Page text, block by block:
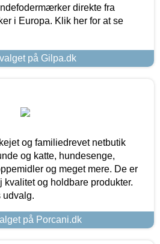
direkte fra
i Europa. Klik her for at se
på Gilpa.dk
og familiedrevet netbutik
og katte, hundesenge,
og meget mere. De er
og holdbare produkter.
udvalg.
på Porcani.dk